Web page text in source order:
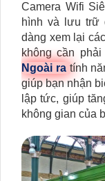
Camera Wifi
hình và lưu trữ
dàng xem lại
không cần
Ngoài ra tính
giúp bạn nhận
lập tức, giúp
không gian của